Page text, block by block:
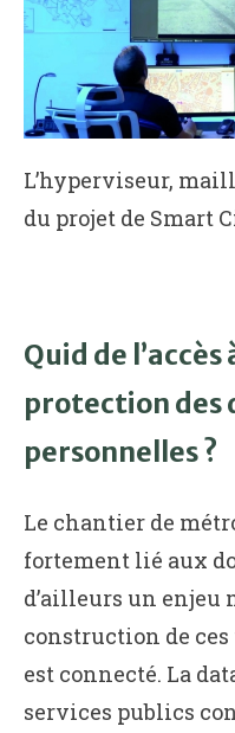
L’hyperviseur,
du projet de Smart
Quid de
protection des
personnelles ?
Le chantier de
fortement lié aux
d’ailleurs un enjeu
construction de
est connecté. La
services publics